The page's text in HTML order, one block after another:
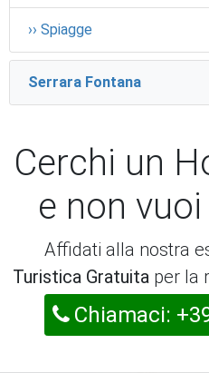
›› Spiagge
Serrara Fontana
Cerchi un
e non
Affidati alla nostra
Turistica Gratuita per la
Chiamaci: